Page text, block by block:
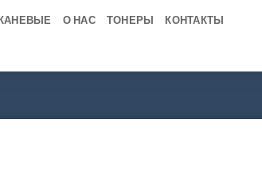
О НАС ТОНЕРЫ КОНТАКТЫ